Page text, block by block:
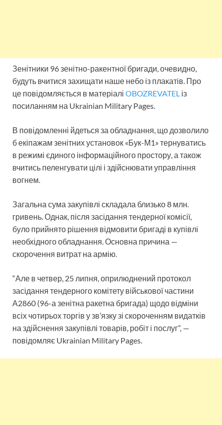
Зенітники 96 зенітно-ракентної бригади, очевидно,
будуть вчитися захищати наше небо із плакатів. Про
це повідомляється в матеріалі OBOZREVATEL із
посиланням на Ukrainian Military Pages.
В повідомленні йдеться за обладнання, що дозволило
б екіпажам зенітних установок «Бук-М1» тернуватись
в режимі єдиного інформаційного простору, а також
вчитись пеленгувати цілі і здійснювати управління
вогнем.
Загальна сума закупівлі складала близько 8 млн.
гривень. Однак, після засідання тендерної комісії,
було прийнято рішення відмовити бригаді в купівлі
необхідного обладнання. Основна причина —
скорочення витрат на армію.
“Але в четвер, 25 липня, оприлюднений протокол
засідання тендерного комітету військової частини
А2860 (96-а зенітна ракетна бригада) щодо відміни
всіх чотирьох торгів у зв’язку зі скороченням видатків
на здійснення закупівлі товарів, робіт і послуг”, —
повідомляє Ukrainian Military Pages.